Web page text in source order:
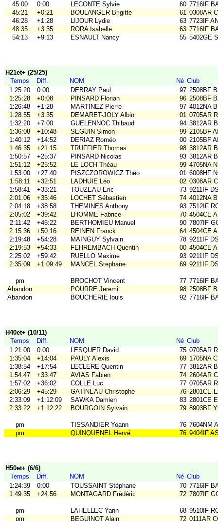
45:00
0:00 LECONTE Sylvie 60 7716IF
45:21
+0:21 BOULANGER Brigitte 61 0308AR
46:28
+1:28 LIJOUR Lydie 63 7723IF
48:35
+3:35 RORA Isabelle 63 7716IF
54:13
+9:13 ESNAULT Nancy 55 5402GE
H21et+ (25/25)
Temps
Diff. NOM Né Club
1:25:20
0:00 DEBRAY Paul 97 2508BF
1:25:28
+0:08 PINSARD Florian 96 2508BF
1:26:48
+1:28 MARTINEZ Pierre 97 4012NA
1:28:55
+3:35 DEMARET-JOLY Albin 01 0705AR
1:32:20
+7:00 GUELENNOC Thibaud 94 3812AR
1:36:08
+10:48 SEGUIN Simon 99 2105BF
1:40:12
+14:52 DERIAZ Roméo 00 2105BF
1:46:35
+21:15 TRUFFIER Thomas 98 3812AR
1:50:57
+25:37 PINSARD Nicolas 93 3812AR
1:51:12
+25:52 LE LOCH Théau 99 4705NA
1:53:00
+27:40 PISZCZOROWICZ Théo 01 6008HF
1:58:11
+32:51 LADHUIE Léo 02 0308AR
1:58:41
+33:21 TOUZEAU Eric 73 9211IF
2:01:06
+35:46 LOCHET Sébastien 74 4012NA
2:04:18
+38:58 THEMINES Anthony 93 7512IF
2:05:02
+39:42 LHOMME Fabrice 70 4504CE
2:11:42
+46:22 BERTHOMIEU Manuel 90 7807IF
2:15:36
+50:16 REINEN Franck 64 4504CE
2:19:48
+54:28 MAINGUY Sylvain 78 9211IF
2:19:53
+54:33 FEHREMBACH Quentin 00 4504CE
2:25:02
+59:42 RUELLO Maxime 93 9211IF
2:35:09
+1:09:49 MANCEL Stephane 69 9211IF
pm BROCHOT Vincent 77 7716IF
Abandon
POURRE Jeremi 98 2508BF
Abandon
BOUCHERIE louis 92 7716IF
H40et+ (10/11)
Temps
Diff. NOM Né Club
1:21:00
0:00 LESQUER David 75 0705AR
1:35:04
+14:04 PAULY Alexis 69 1705NA
1:38:54
+17:54 LECLERE Quentin 77 3812AR
1:54:47
+33:47 AVIAS Fabien 74 2604AR
1:57:02
+36:02 COLLE Luc 77 0705AR
2:06:29
+45:29 GATINEAU Christophe 76 2801CE
2:33:09
+1:12:09 SAWKA Damien 83 2801CE
2:33:22
+1:12:22 BOURGOIN Sylvain 79 8903BF
pm TISSANDIER Yoann 76 7604NM
pm
QUINQUENEL Hervé 76 9404IF
H50et+ (6/6)
Temps
Diff. NOM Né Club
1:24:39
0:00 TOUSSAINT Stéphane 70 7716IF
1:49:35
+24:56 MONTAGARD Frédéric 72 7807IF
pm LAHELLEC Yann 68 9510IF
pm
BEGUINOT Alain 72 0111AR